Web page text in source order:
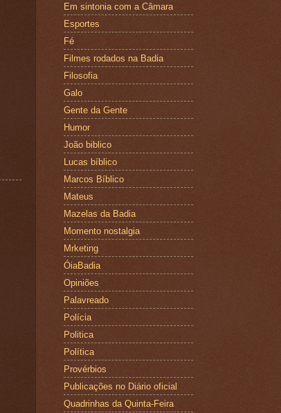
Em sintonia com a Câmara
Esportes
Fé
Filmes rodados na Badia
Filosofia
Galo
Gente da Gente
Humor
João biblico
Lucas bíblico
Marcos Bíblico
Mateus
Mazelas da Badia
Momento nostalgia
Mrketing
ÓiaBadia
Opiniões
Palavreado
Polícia
Politica
Política
Provérbios
Publicações no Diário oficial
Quadrinhas da Quinta-Feira